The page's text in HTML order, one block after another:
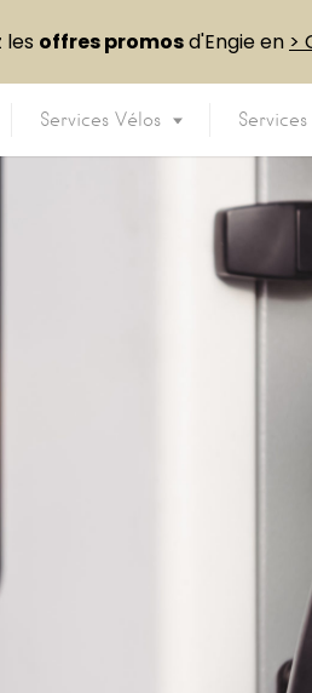
Services Vélos
les offres promosd'Engie en >